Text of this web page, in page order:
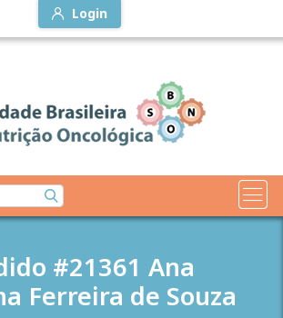
Login
#21361 Ana
Ferreira de Souza